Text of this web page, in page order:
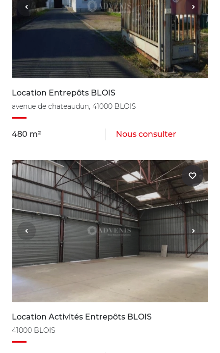
Location Entrepôts BLOIS
avenue de chateaudun, 41000 BLOIS
480 m² Nous consulter
Location Activités Entrepôts BLOIS
41000 BLOIS